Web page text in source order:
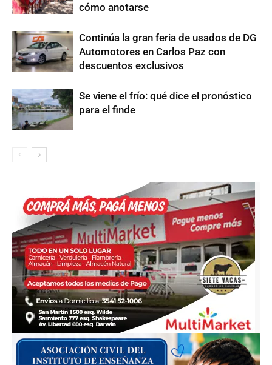
cómo anotarse
Continúa la gran feria de usados de DG
Automotores en Carlos Paz con
descuentos exclusivos
Se viene el frío: qué dice el pronóstico
para el finde